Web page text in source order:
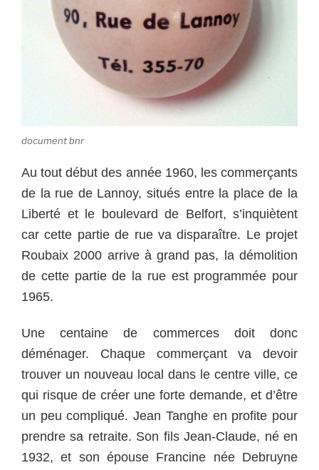
document bnr
Au tout début des année 1960, les commerçants
de la rue de Lannoy, situés entre la place de la
Liberté et le boulevard de Belfort, s’inquiètent
car cette partie de rue va disparaître. Le projet
Roubaix 2000 arrive à grand pas, la démolition
de cette partie de la rue est programmée pour
1965.
Une centaine de commerces doit donc
déménager. Chaque commerçant va devoir
trouver un nouveau local dans le centre ville, ce
qui risque de créer une forte demande, et d’être
un peu compliqué. Jean Tanghe en profite pour
prendre sa retraite. Son fils Jean-Claude, né en
1932, et son épouse Francine née Debruyne